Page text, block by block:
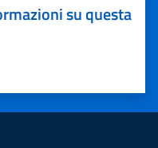
su questa
5